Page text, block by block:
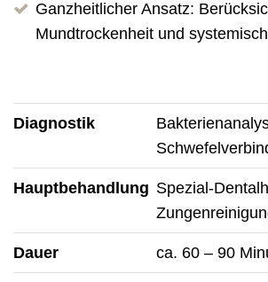
Ganzheitlicher Ansatz:
Mundtrockenheit und
Diagnostik
Hauptbehandlung Spezial-
Dauer ca. 60 – 90